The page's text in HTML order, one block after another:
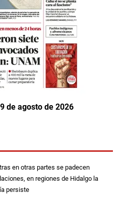
de agosto de 2026
en otras partes se padecen
en regiones de Hidalgo la
persiste